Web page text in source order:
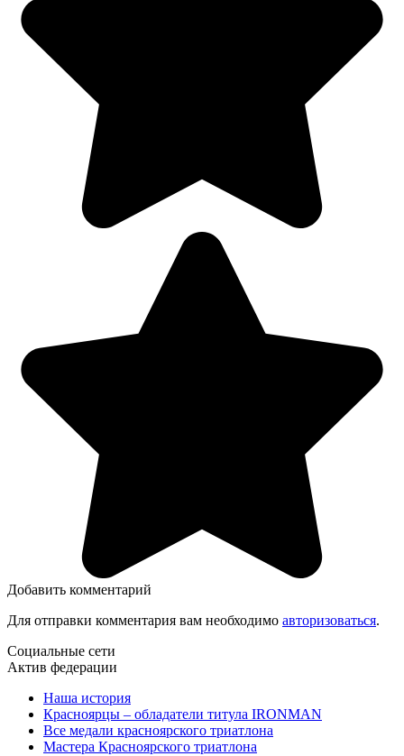
Добавить комментарий
Для отправки комментария вам необходимо авторизоваться.
Социальные сети
Актив федерации
Наша история
Красноярцы – обладатели титула IRONMAN
Все медали красноярского триатлона
Мастера Красноярского триатлона